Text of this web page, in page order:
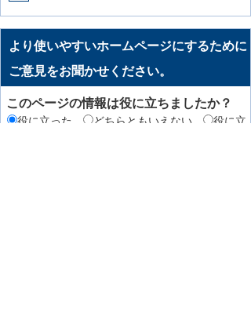
より使いやすいホームページにするために
ご意見をお聞かせください。
このページの情報は役に立ちましたか？
役に立った どちらともいえない
役に立